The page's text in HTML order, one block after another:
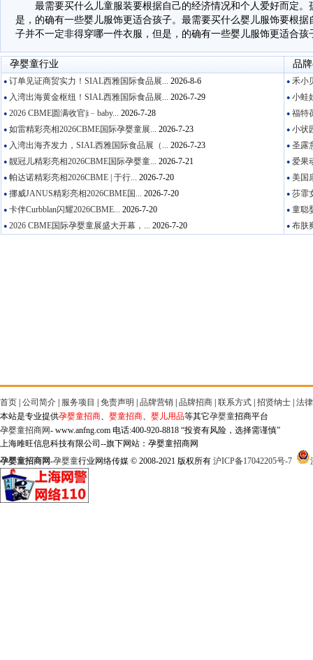
最需要买什么儿童服装要根据自己的经济情况和个人爱好而定。
是，的确有一些婴儿服饰更适合孩子。最需要买什么婴儿服饰要根
子并不一定非得穿哪一件衣服，但是，的确有一些婴儿服饰更适合孩
孕婴童行业 品牌
●订单见证商贸实力！SIAL西雅国际食品展... 2026-8-6
●入湾出海黄金枢纽！SIAL西雅国际食品展... 2026-7-29
●2026 CBME圆满收官|i﹣baby... 2026-7-28
●如雷精彩亮相2026CBME国际孕婴童展... 2026-7-23
●入湾出海齐发力，SIAL西雅国际食品展（... 2026-7-23
●靓冠儿精彩亮相2026CBME国际孕婴童... 2026-7-21
●帕达诺精彩亮相2026CBME | 于行... 2026-7-20
●挪威JANUS精彩亮相2026CBME国... 2026-7-20
●卡伴Curbblan闪耀2026CBME... 2026-7-20
●2026 CBME国际孕婴童展盛大开幕，... 2026-7-20
●禾小
●小蛙
●福特
●小状
●圣露
●爱果
●美国
●莎霏
●童聪
●布肤
首页 公司简介 服务项目 免责声明 品牌营销 品牌招商 联系方式 招贤纳士 法
本站是专业提供孕婴童招商、 婴童招商、 婴儿用品等其它孕婴童招商平台
孕婴童招商网- www.anfng.com 电话:400-920-8818 “投资有风险，选择需谨慎”
上海雎旺信息科技有限公司--旗下网站：孕婴童招商网
孕婴童招商网-孕婴童行业网络传媒 © 2008-2021 版权所有 沪ICP备17042205号-7